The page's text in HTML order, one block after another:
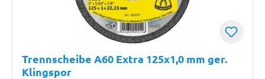
Trennscheibe A60 Extra 125x1,0 mm ger.
Klingspor